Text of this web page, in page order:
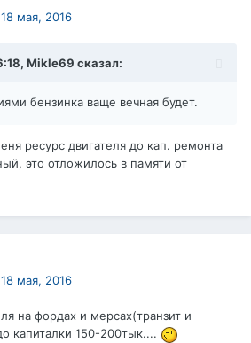
18 мая, 2016
Mikle69 сказал:
бензинка ваще вечная будет.
ресурс двигателя до кап. ремонта
это отложилось в памяти от
18 мая, 2016
на фордах и мерсах(транзит и
капиталки 150-200тык....